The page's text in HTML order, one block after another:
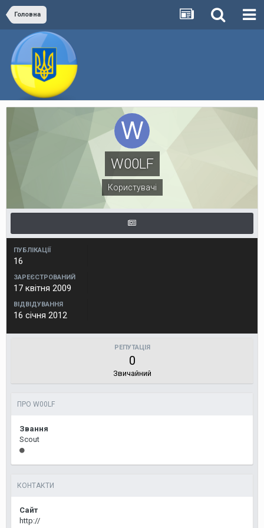
Головна
W00LF
Користувачі
ПУБЛІКАЦІЇ
16
ЗАРЕЄСТРОВАНИЙ
17 квітня 2009
ВІДВІДУВАННЯ
16 січня 2012
РЕПУТАЦІЯ
0
Звичайний
ПРО W00LF
Звання
Scout
КОНТАКТИ
Сайт
http://